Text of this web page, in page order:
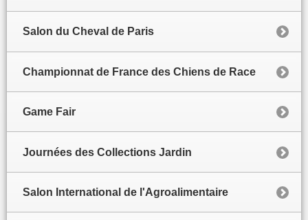
Salon du Cheval de Paris
Championnat de France des Chiens de Race
Game Fair
Journées des Collections Jardin
Salon International de l'Agroalimentaire